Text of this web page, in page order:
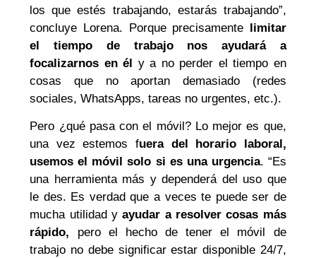
los que estés trabajando, estarás trabajando”,
concluye Lorena. Porque precisamente limitar
el tiempo de trabajo nos ayudará a
focalizarnos en él y a no perder el tiempo en
cosas que no aportan demasiado (redes
sociales, WhatsApps, tareas no urgentes, etc.).
Pero ¿qué pasa con el móvil? Lo mejor es que,
una vez estemos fuera del horario laboral,
usemos el móvil solo si es una urgencia. “Es
una herramienta más y dependerá del uso que
le des. Es verdad que a veces te puede ser de
mucha utilidad yayudar a resolver cosas más
rápido, pero el hecho de tener el móvil de
trabajo no debe significar estar disponible 24/7,